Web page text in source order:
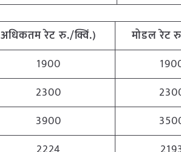
अधिकतम रेट रु./क्विं.)
मोडल रेट
1900
2300
3900